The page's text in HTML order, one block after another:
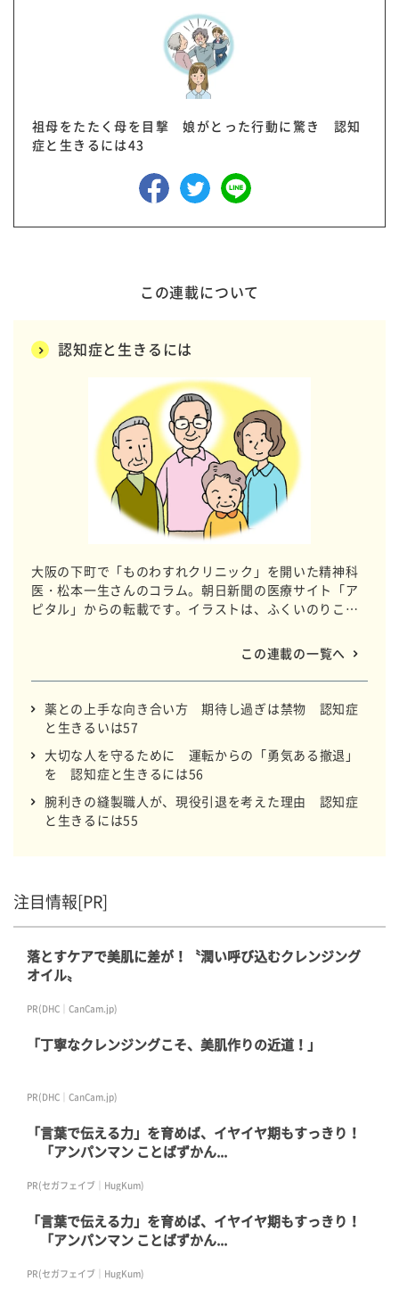
祖母をたたく母を目撃 娘がとった行動に驚き 認知
症と生きるには43
この連載について
認知症と生きるには
大阪の下町で「ものわすれクリニック」を開いた精神科
医・松本一生さんのコラム。朝日新聞の医療サイト「ア
ピタル」からの転載です。イラストは、ふくいのりこさ
この連載の一覧へ
薬との上手な向き合い方 期待し過ぎは禁物 認知症
と生きるいは57
大切な人を守るために 運転からの「勇気ある撤退」
を 認知症と生きるには56
腕利きの縫製職人が、現役引退を考えた理由 認知症
と生きるには55
注目情報[PR]
落とすケアで美肌に差が！〝潤い呼び込むクレンジング
オイル〟
PR(DHC｜CanCam.jp)
「丁寧なクレンジングこそ、美肌作りの近道！」
PR(DHC｜CanCam.jp)
「言葉で伝える力」を育めば、イヤイヤ期もすっきり！
「アンパンマン ことばずかん...
PR(セガフェイブ｜HugKum)
「言葉で伝える力」を育めば、イヤイヤ期もすっきり！
「アンパンマン ことばずかん...
PR(セガフェイブ｜HugKum)